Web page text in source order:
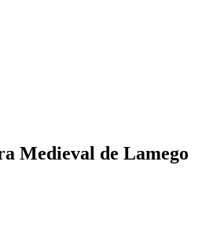
Medieval de Lamego